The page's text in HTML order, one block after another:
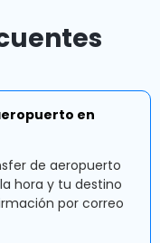
en
de aeropuerto
hora y tu destino
por correo